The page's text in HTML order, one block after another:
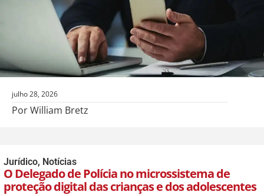
julho 28, 2026
Por William Bretz
Jurídico, Notícias
O Delegado de Polícia no microssistema de
proteção digital das crianças e dos adolescentes